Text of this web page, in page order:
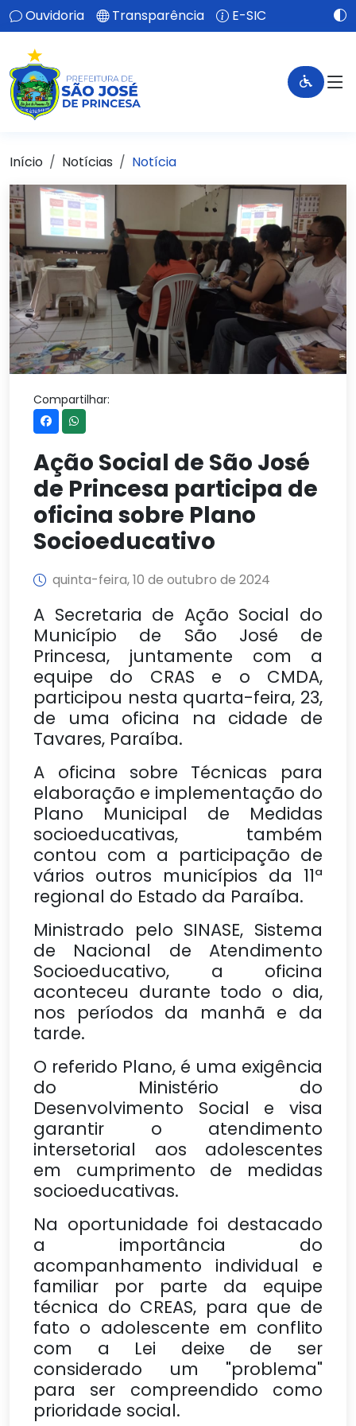
Ouvidoria Transparência E-SIC
Início Notícias Notícia
Compartilhar:
Ação Social de São José
de Princesa participa de
oficina sobre Plano
Socioeducativo
quinta-feira, 10 de outubro de 2024
A Secretaria de Ação Social do
Município de São José de
Princesa, juntamente com a
equipe do CRAS e o CMDA,
participou nesta quarta-feira, 23,
de uma oficina na cidade de
Tavares, Paraíba.
A oficina sobre Técnicas para
elaboração e implementação do
Plano Municipal de Medidas
socioeducativas, também
contou com a participação de
vários outros municípios da 11ª
regional do Estado da Paraíba.
Ministrado pelo SINASE, Sistema
de Nacional de Atendimento
Socioeducativo, a oficina
aconteceu durante todo o dia,
nos períodos da manhã e da
tarde.
O referido Plano, é uma exigência
do Ministério do
Desenvolvimento Social e visa
garantir o atendimento
intersetorial aos adolescentes
em cumprimento de medidas
socioeducativas.
Na oportunidade foi destacado
a importância do
acompanhamento individual e
familiar por parte da equipe
técnica do CREAS, para que de
fato o adolescente em conflito
com a Lei deixe de ser
considerado um "problema"
para ser compreendido como
prioridade social.